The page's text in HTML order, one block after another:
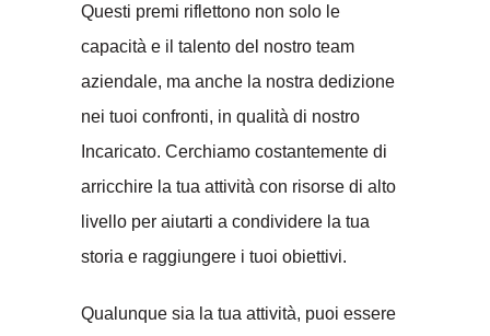
Questi premi riflettono non solo le
capacità e il talento del nostro team
aziendale, ma anche la nostra dedizione
nei tuoi confronti, in qualità di nostro
Incaricato. Cerchiamo costantemente di
arricchire la tua attività con risorse di alto
livello per aiutarti a condividere la tua
storia e raggiungere i tuoi obiettivi.
Qualunque sia la tua attività, puoi essere